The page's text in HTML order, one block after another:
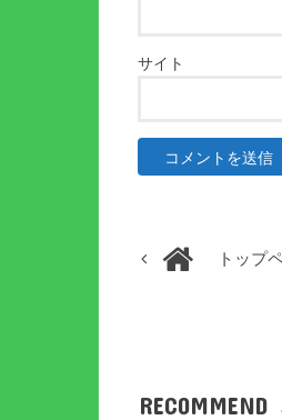
サイト
トップ
RECOMMEND